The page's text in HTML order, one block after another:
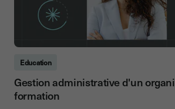
Education
Gestion administrative d'un
formation